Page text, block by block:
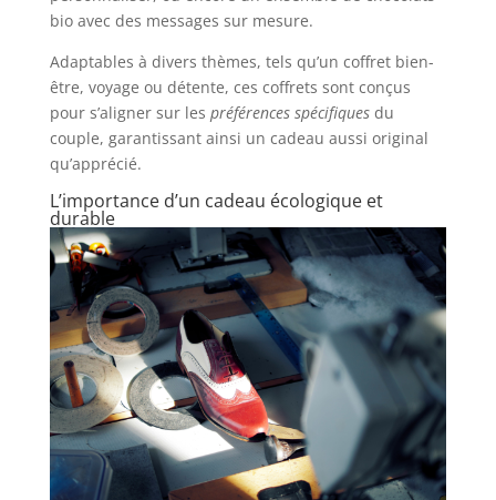
bio avec des messages sur mesure.
Adaptables à divers thèmes, tels qu’un coffret bien-
être, voyage ou détente, ces coffrets sont conçus
pour s’aligner sur les préférences spécifiquesdu
couple, garantissant ainsi un cadeau aussi original
qu’apprécié.
L’importance d’un cadeau écologique et
durable